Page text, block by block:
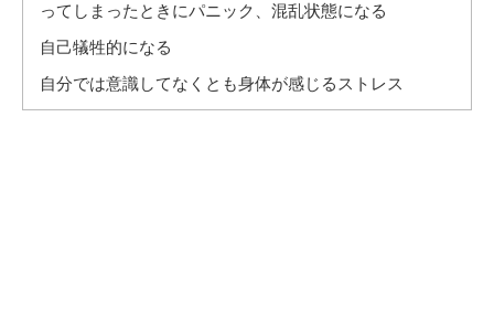
ってしまったときにパニック、混乱状態になる
自己犠牲的になる
自分では意識してなくとも身体が感じるストレス